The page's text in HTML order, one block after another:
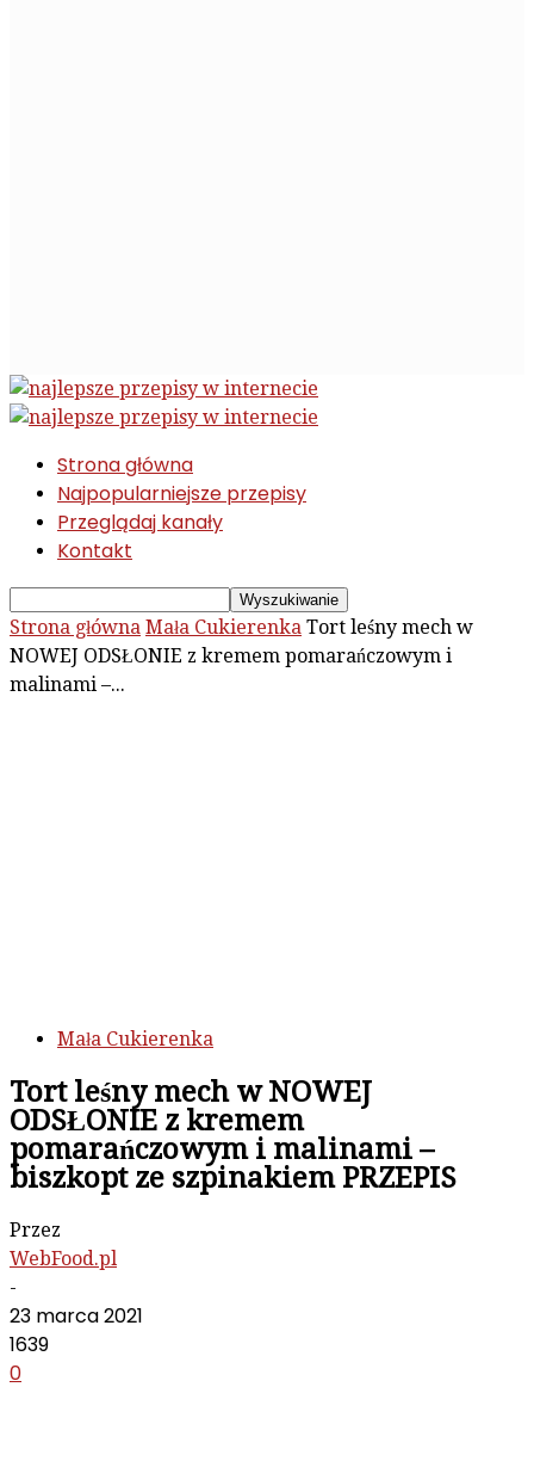
Strona główna
Najpopularniejsze przepisy
Przeglądaj kanały
Kontakt
Strona główna Mała Cukierenka Tort leśny mech w
NOWEJ ODSŁONIE z kremem pomarańczowym i
malinami –...
Mała Cukierenka
Tort leśny mech w NOWEJ
ODSŁONIE z kremem
pomarańczowym i malinami –
biszkopt ze szpinakiem PRZEPIS
Przez
WebFood.pl
-
23 marca 2021
1639
0